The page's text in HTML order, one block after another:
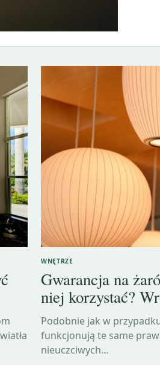
WNĘTRZE
Gwarancja na
niej korzystać?
Podobnie jak w
funkcjonują te same
nieuczciwych…